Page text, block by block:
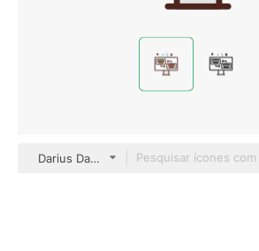
Darius Dan Lineal Color